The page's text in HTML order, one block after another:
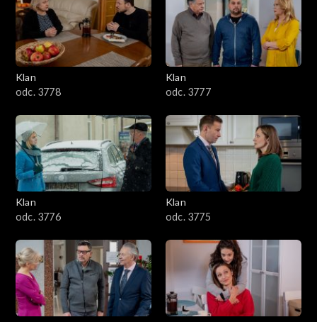
701–800
601–700
501–600
401–500
301–400
201–300
101–200
1–100
Klan
odc. 3778
Klan
odc. 3777
Klan
odc. 3776
Klan
odc. 3775